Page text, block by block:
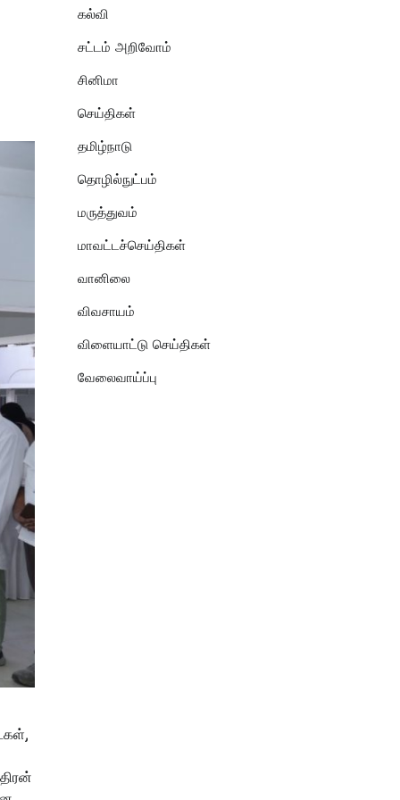
கல்வி
சட்டம் அறிவோம்
சினிமா
செய்திகள்
தமிழ்நாடு
தொழில்நுட்பம்
மருத்துவம்
மாவட்டச்செய்திகள்
வானிலை
விவசாயம்
விளையாட்டு செய்திகள்
வேலைவாய்ப்பு